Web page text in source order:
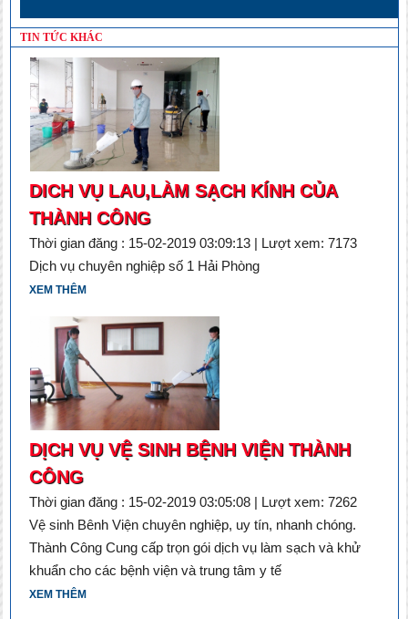
TIN TỨC KHÁC
DICH VỤ LAU,LÀM SẠCH KÍNH CỦA
THÀNH CÔNG
Thời gian đăng : 15-02-2019 03:09:13 | Lượt xem: 7173
Dịch vụ chuyên nghiệp số 1 Hải Phòng
XEM THÊM
DỊCH VỤ VỆ SINH BỆNH VIỆN THÀNH
CÔNG
Thời gian đăng : 15-02-2019 03:05:08 | Lượt xem: 7262
Vệ sinh Bênh Viện chuyên nghiệp, uy tín, nhanh chóng.
Thành Công Cung cấp trọn gói dịch vụ làm sạch và khử
khuẩn cho các bệnh viện và trung tâm y tế
XEM THÊM